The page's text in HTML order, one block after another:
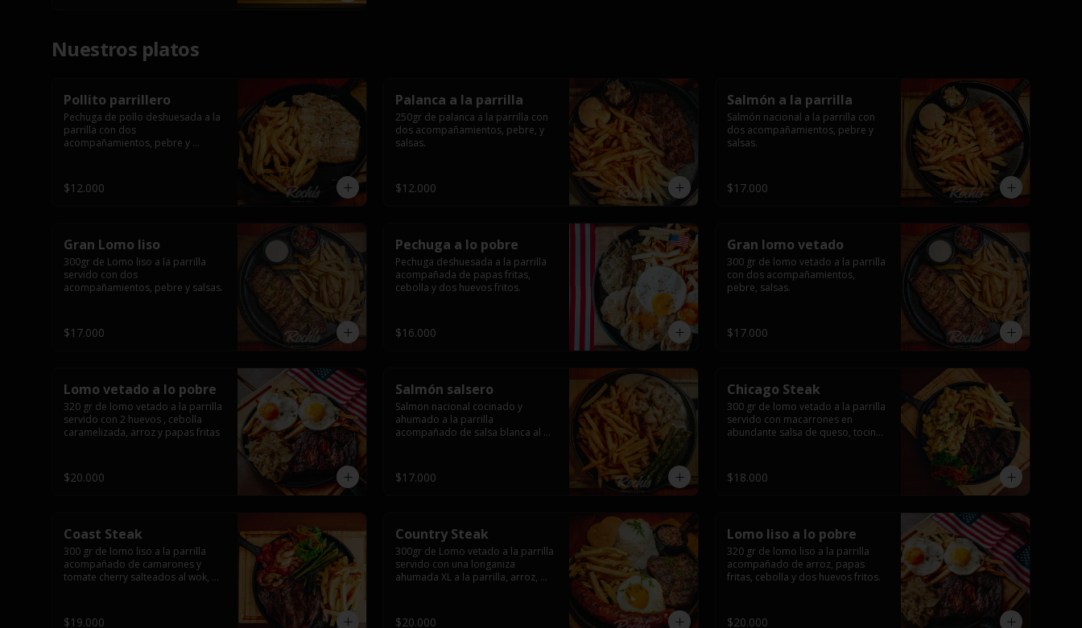
Nuestros platos
Pollito parrillero
Pechuga de pollo deshuesada a la
parrilla con dos
acompañamientos, pebre y
$12.000
Palanca a la parrilla
250gr de palanca a la parrilla con
dos acompañamientos, pebre, y
salsas.
$12.000
Salmón a la parrilla
Salmón nacional a la parrilla con
dos acompañamientos, pebre y
salsas.
$17.000
Gran Lomo liso
300gr de Lomo liso a la parrilla
servido con dos
acompañamientos, pebre y salsas.
$17.000
Pechuga a lo pobre
Pechuga deshuesada a la parrilla
acompañada de papas fritas,
cebolla y dos huevos fritos.
$16.000
Gran lomo vetado
300 gr de lomo vetado a la parrilla
con dos acompañamientos,
pebre, salsas.
$17.000
Lomo vetado a lo pobre
320 gr de lomo vetado a la parrilla
servido con 2 huevos , cebolla
caramelizada, arroz y papas fritas
$20.000
Salmón salsero
Salmon nacional cocinado y
ahumado a la parrilla
acompañado de salsa blanca al
fritas, pebre, y salsas.
$17.000
Chicago Steak
300 gr de lomo vetado a la parrilla
servido con macarrones en
abundante salsa de queso, tocino
fritas, pebre y salsas..
$18.000
Coast Steak
300 gr de lomo liso a la parrilla
acompañado de camarones y
tomate cherry salteados al wok,
$19.000
Country Steak
300gr de Lomo vetado a la parrilla
servido con una longaniza
ahumada XL a la parrilla, arroz,
$20.000
Lomo liso a lo pobre
320 gr de lomo liso a la parrilla
acompañado de arroz, papas
fritas, cebolla y dos huevos fritos.
$20.000